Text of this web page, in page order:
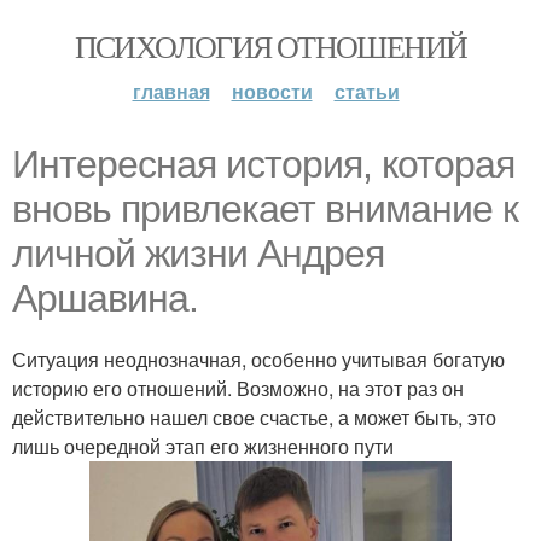
ПСИХОЛОГИЯ ОТНОШЕНИЙ
главная новости статьи
Интересная история, которая
вновь привлекает внимание к
личной жизни Андрея
Аршавина.
Ситуация неоднозначная, особенно учитывая богатую
историю его отношений. Возможно, на этот раз он
действительно нашел свое счастье, а может быть, это
лишь очередной этап его жизненного пути